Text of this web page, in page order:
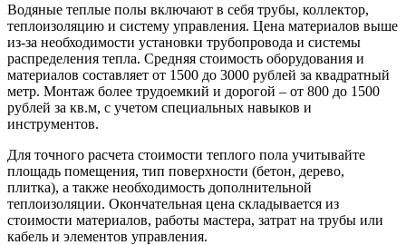
Водяные теплые полы включают в себя трубы, коллектор,
теплоизоляцию и систему управления. Цена материалов выше
из-за необходимости установки трубопровода и системы
распределения тепла. Средняя стоимость оборудования и
материалов составляет от 1500 до 3000 рублей за квадратный
метр. Монтаж более трудоемкий и дорогой – от 800 до 1500
рублей за кв.м, с учетом специальных навыков и
инструментов.
Для точного расчета стоимости теплого пола учитывайте
площадь помещения, тип поверхности (бетон, дерево,
плитка), а также необходимость дополнительной
теплоизоляции. Окончательная цена складывается из
стоимости материалов, работы мастера, затрат на трубы или
кабель и элементов управления.